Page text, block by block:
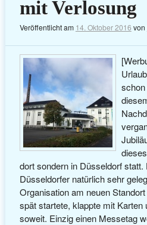
mit Verlosung
Veröffentlicht am 14. Oktober 2016 von
dort sondern in Düsseldorf
Düsseldorfer natürlich sehr
Organisation am neuen
spät startete, klappte mit Karten
soweit. Einzig einen Messetag